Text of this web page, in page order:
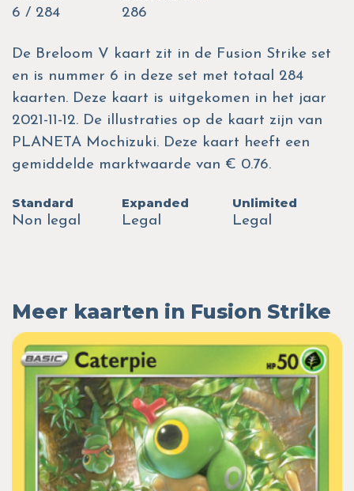
6 / 284
286
De Breloom V kaart zit in de Fusion Strike set
en is nummer 6 in deze set met totaal 284
kaarten. Deze kaart is uitgekomen in het jaar
2021-11-12. De illustraties op de kaart zijn van
PLANETA Mochizuki. Deze kaart heeft een
gemiddelde marktwaarde van € 0.76.
Standard
Non legal
Expanded
Legal
Unlimited
Legal
Meer kaarten in Fusion Strike